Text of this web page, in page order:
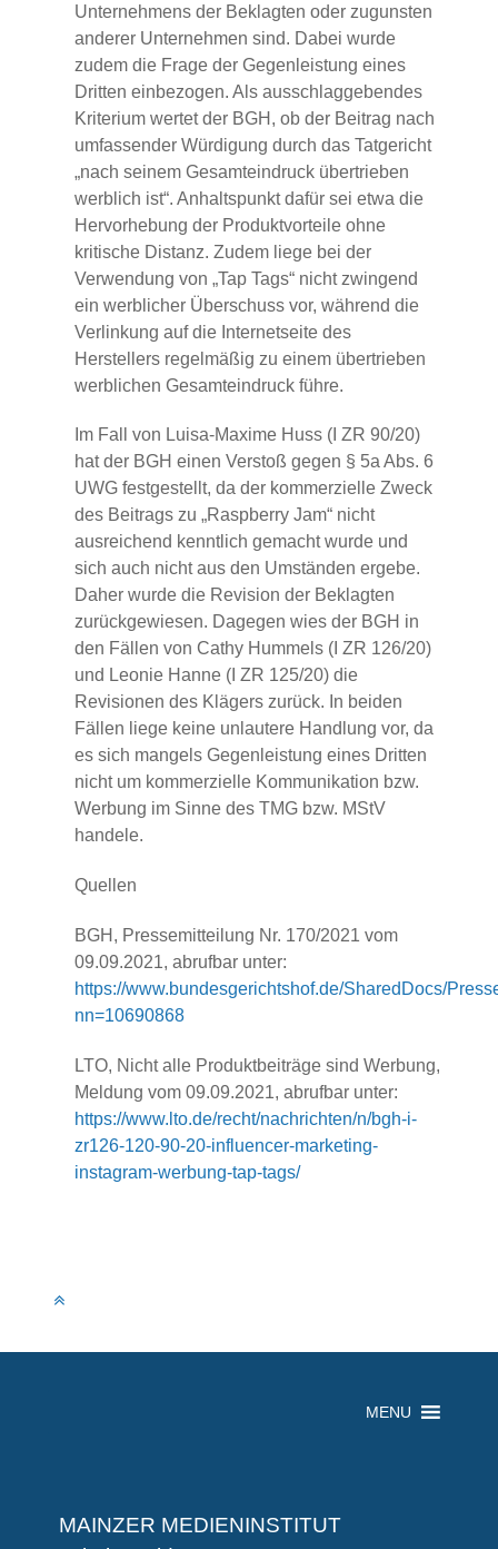
Unternehmens der Beklagten oder zugunsten
anderer Unternehmen sind. Dabei wurde
zudem die Frage der Gegenleistung eines
Dritten einbezogen. Als ausschlaggebendes
Kriterium wertet der BGH, ob der Beitrag nach
umfassender Würdigung durch das Tatgericht
„nach seinem Gesamteindruck übertrieben
werblich ist“. Anhaltspunkt dafür sei etwa die
Hervorhebung der Produktvorteile ohne
kritische Distanz. Zudem liege bei der
Verwendung von „Tap Tags“ nicht zwingend
ein werblicher Überschuss vor, während die
Verlinkung auf die Internetseite des
Herstellers regelmäßig zu einem übertrieben
werblichen Gesamteindruck führe.
Im Fall von Luisa-Maxime Huss (I ZR 90/20)
hat der BGH einen Verstoß gegen § 5a Abs. 6
UWG festgestellt, da der kommerzielle Zweck
des Beitrags zu „Raspberry Jam“ nicht
ausreichend kenntlich gemacht wurde und
sich auch nicht aus den Umständen ergebe.
Daher wurde die Revision der Beklagten
zurückgewiesen. Dagegen wies der BGH in
den Fällen von Cathy Hummels (I ZR 126/20)
und Leonie Hanne (I ZR 125/20) die
Revisionen des Klägers zurück. In beiden
Fällen liege keine unlautere Handlung vor, da
es sich mangels Gegenleistung eines Dritten
nicht um kommerzielle Kommunikation bzw.
Werbung im Sinne des TMG bzw. MStV
handele.
Quellen
BGH, Pressemitteilung Nr. 170/2021 vom
09.09.2021, abrufbar unter:
https://www.bundesgerichtshof.de/SharedDocs/
nn=10690868
LTO, Nicht alle Produktbeiträge sind Werbung,
Meldung vom 09.09.2021, abrufbar unter:
https://www.lto.de/recht/nachrichten/n/bgh-i-
zr126-120-90-20-influencer-marketing-
instagram-werbung-tap-tags/
MENU
MAINZER MEDIENINSTITUT